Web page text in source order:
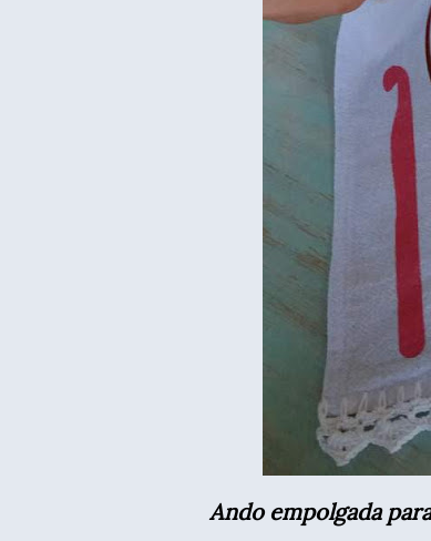
Ando empolgada